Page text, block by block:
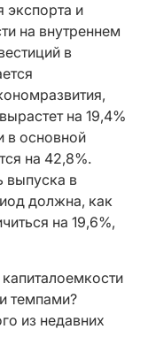
экспорта и
на внутреннем
в
на 19,4%
в основной
на 42,8%.
выпуска в
должна, как
на 19,6%,
темпами?
из недавних